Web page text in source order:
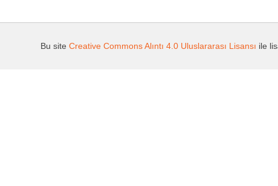
Bu siteCreative Commons Alıntı 4.0 Uluslararası Lisansı ile